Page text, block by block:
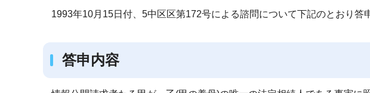
1993年10月15日付、5中区区第172号による諮問について下記のとおり答
答申内容